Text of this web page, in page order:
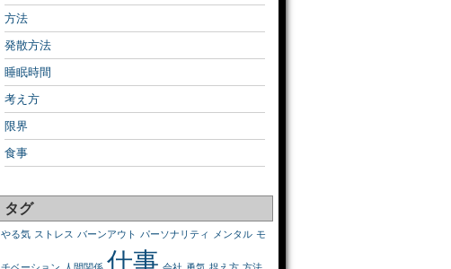
方法
発散方法
睡眠時間
考え方
限界
食事
タグ
やる気 ストレス バーンアウト パーソナリティ メンタル モ
仕事